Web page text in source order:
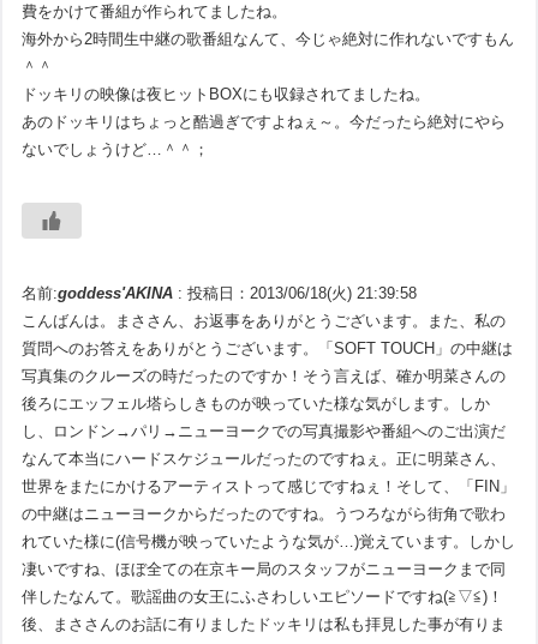
費をかけて番組が作られてましたね。
海外から2時間生中継の歌番組なんて、今じゃ絶対に作れないですもん
＾＾
ドッキリの映像は夜ヒットBOXにも収録されてましたね。
あのドッキリはちょっと酷過ぎですよねぇ～。今だったら絶対にやら
ないでしょうけど…＾＾；
名前:goddess'AKINA : 投稿日：2013/06/18(火) 21:39:58
こんばんは。まささん、お返事をありがとうございます。また、私の
質問へのお答えをありがとうございます。「SOFT TOUCH」の中継は
写真集のクルーズの時だったのですか！そう言えば、確か明菜さんの
後ろにエッフェル塔らしきものが映っていた様な気がします。しか
し、ロンドン→パリ→ニューヨークでの写真撮影や番組へのご出演だ
なんて本当にハードスケジュールだったのですねぇ。正に明菜さん、
世界をまたにかけるアーティストって感じですねぇ！そして、「FIN」
の中継はニューヨークからだったのですね。うつろながら街角で歌わ
れていた様に(信号機が映っていたような気が…)覚えています。しかし
凄いですね、ほぼ全ての在京キー局のスタッフがニューヨークまで同
伴したなんて。歌謡曲の女王にふさわしいエピソードですね(≧▽≦)！
後、まささんのお話に有りましたドッキリは私も拝見した事が有りま